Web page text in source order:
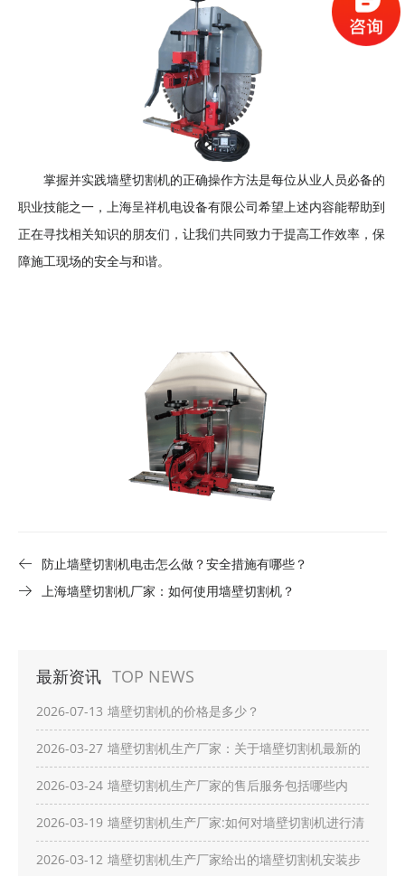
掌握并实践墙壁切割机的正确操作方法是每位从业人员必备的
职业技能之一，上海呈祥机电设备有限公司希望上述内容能帮助到
正在寻找相关知识的朋友们，让我们共同致力于提高工作效率，保
障施工现场的安全与和谐。
防止墙壁切割机电击怎么做？安全措施有哪些？
上海墙壁切割机厂家：如何使用墙壁切割机？
最新资讯 TOP NEWS
2026-07-13 墙壁切割机的价格是多少？
2026-03-27 墙壁切割机生产厂家：关于墙壁切割机最新的
创新技术有哪些？
2026-03-24 墙壁切割机生产厂家的售后服务包括哪些内
容？
2026-03-19 墙壁切割机生产厂家:如何对墙壁切割机进行清
洁维护？
2026-03-12 墙壁切割机生产厂家给出的墙壁切割机安装步